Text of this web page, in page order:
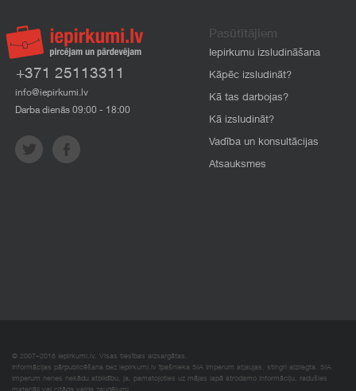
+371 25113311
info@iepirkumi.lv
Darba dienās 09:00 - 18:00
Pasūtītājiem
Iepirkumu izsludināšana
Kāpēc izsludināt?
Kā tas darbojas?
Kā izsludināt?
Vadība un konsultācijas
Atsauksmes
© 2007–2018 Iepirkumi.lv. Visas tiesības aizsargātas.
Informācijas pārpublicēšana bez iepirkumi.lv īpašnieka SIA Imperum atļaujas, stingri aizliegta. SIA
Imperum nenes nekādu atbildību, ja, pamatojoties uz mājas lapā atrodamo informāciju, radušies